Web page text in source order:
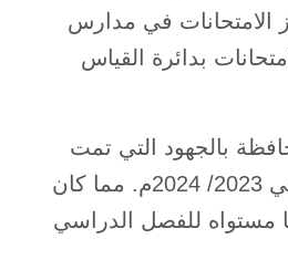
الامتحانات في مدارس
بدائرة القياس
بالجهود التي تمت
من قبل رؤساء مراكز امتحانات دبلوم التعليم العام للفصل الدراسي الأول للعام الدراسي 2023/ 2024م. مما كان
مستواه للفصل الدراسي